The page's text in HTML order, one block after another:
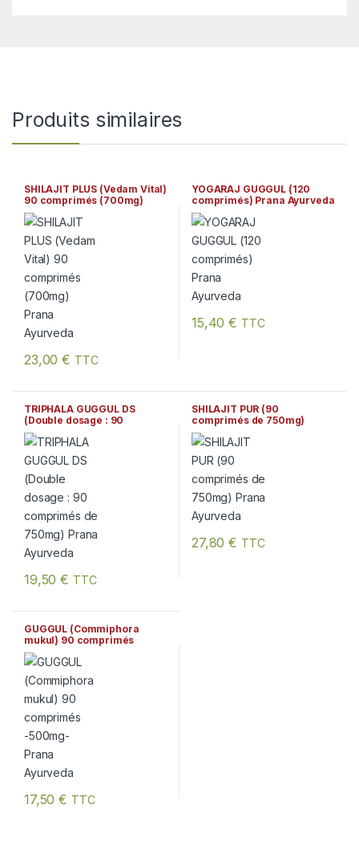
Produits similaires
SHILAJIT PLUS (Vedam Vital)
90 comprimés (700mg)
Prana Ayurveda
23,00€ TTC
YOGARAJ GUGGUL (120
comprimés) Prana Ayurveda
15,40€ TTC
TRIPHALA GUGGUL DS
(Double dosage : 90
comprimés de 750mg)
Prana Ayurveda
19,50€ TTC
SHILAJIT PUR (90
comprimés de 750mg)
Prana Ayurveda
27,80€ TTC
GUGGUL (Commiphora
mukul) 90 comprimés
-500mg- Prana Ayurveda
17,50€ TTC